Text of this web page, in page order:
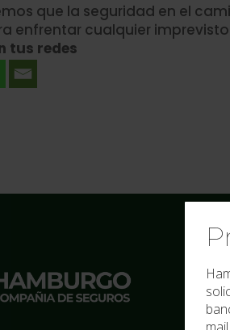
que la seguridad en el
enfrentar cualquier
tus redes